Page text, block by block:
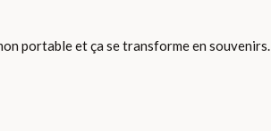
portable et ça se transforme en souvenirs.